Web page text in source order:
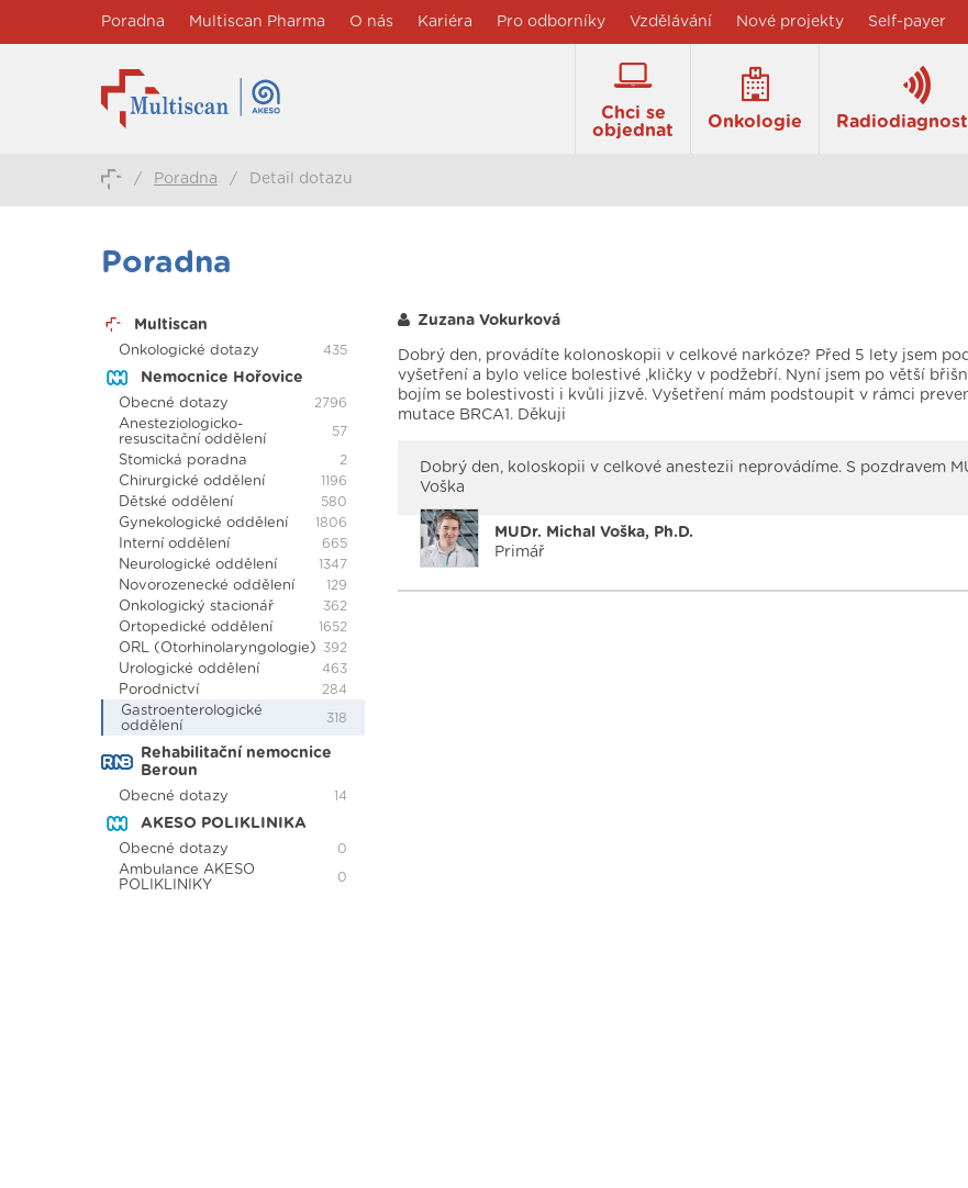
Poradna Multiscan Pharma O nás Kariéra Pro odborníky Vzdělávání Nové projekty Self-payer
Chci se
objednat
Onkologie
/ Poradna / Detail dotazu
Poradna
Multiscan
Onkologické dotazy 435
Nemocnice Hořovice
Obecné dotazy 2796
Anesteziologicko-
resuscitační oddělení
57
Stomická poradna 2
Chirurgické oddělení 1196
Dětské oddělení 580
Gynekologické oddělení 1806
Interní oddělení 665
Neurologické oddělení 1347
Novorozenecké oddělení 129
Onkologický stacionář 362
Ortopedické oddělení 1652
ORL (Otorhinolaryngologie) 392
Urologické oddělení 463
Porodnictví 284
Gastroenterologické
oddělení
318
Rehabilitační nemocnice
Beroun
Obecné dotazy 14
AKESO POLIKLINIKA
Obecné dotazy 0
Ambulance AKESO
POLIKLINIKY
0
Zuzana Vokurková
Dobrý den, provádíte kolonoskopii v celkové narkóze? Před 5 lety jsem
vyšetření a bylo velice bolestivé ,kličky v podžebří. Nyní jsem po větší
bojím se bolestivosti i kvůli jizvě. Vyšetření mám podstoupit v rámci
mutace BRCA1. Děkuji
Dobrý den, koloskopii v celkové anestezii neprovádíme. S pozdravem
Voška
MUDr. Michal Voška, Ph.D.
Primář